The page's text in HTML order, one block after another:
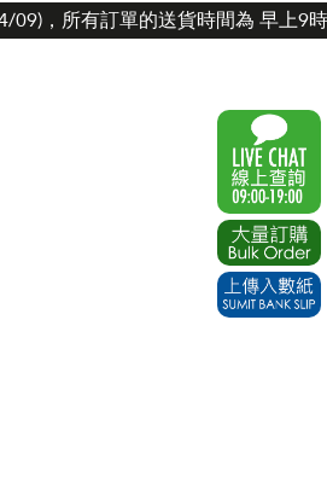
，所有訂單的送貨時間為 早上9時